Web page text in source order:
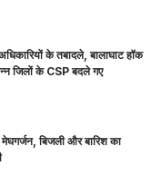
के तबादले, बालाघाट हॉक
जिलों के CSP बदले गए
बिजली और बारिश का